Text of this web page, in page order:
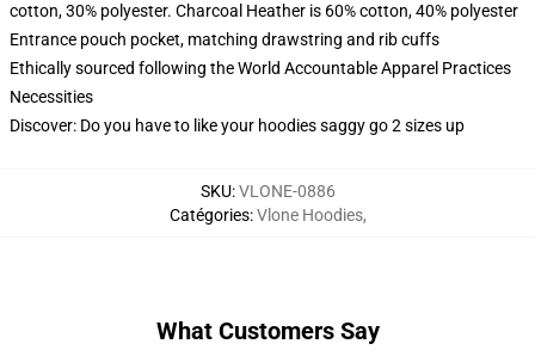
cotton, 30% polyester. Charcoal Heather is 60% cotton, 40% polyester
Entrance pouch pocket, matching drawstring and rib cuffs
Ethically sourced following the World Accountable Apparel Practices
Necessities
Discover: Do you have to like your hoodies saggy go 2 sizes up
SKU:VLONE-0886
Catégories:Vlone Hoodies,
What Customers Say